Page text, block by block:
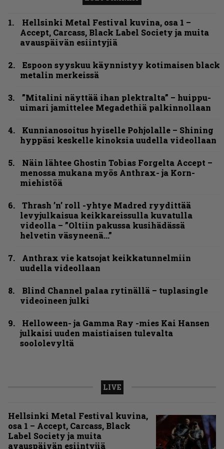
Hellsinki Metal Festival kuvina, osa 1 –
Accept, Carcass, Black Label Society ja muita
avauspäivän esiintyjiä
Espoon syyskuu käynnistyy kotimaisen black
metalin merkeissä
”Mitalini näyttää ihan plektralta” – huippu-
uimari jamittelee Megadethiä palkinnollaan
Kunnianosoitus hyiselle Pohjolalle – Shining
hyppäsi keskelle kinoksia uudella videollaan
Näin lähtee Ghostin Tobias Forgelta Accept –
menossa mukana myös Anthrax- ja Korn-
miehistöä
Thrash ’n’ roll -yhtye Madred ryydittää
levyjulkaisua keikkareissulla kuvatulla
videolla – ”Oltiin pakussa kusihädässä
helvetin väsyneenä…”
Anthrax vie katsojat keikkatunnelmiin
uudella videollaan
Blind Channel palaa rytinällä – tuplasingle
videoineen julki
Helloween- ja Gamma Ray -mies Kai Hansen
julkaisi uuden maistiaisen tulevalta
soololevyltä
LIVE
Hellsinki Metal Festival kuvina,
osa 1 – Accept, Carcass, Black
Label Society ja muita
avauspäivän esiintyjiä